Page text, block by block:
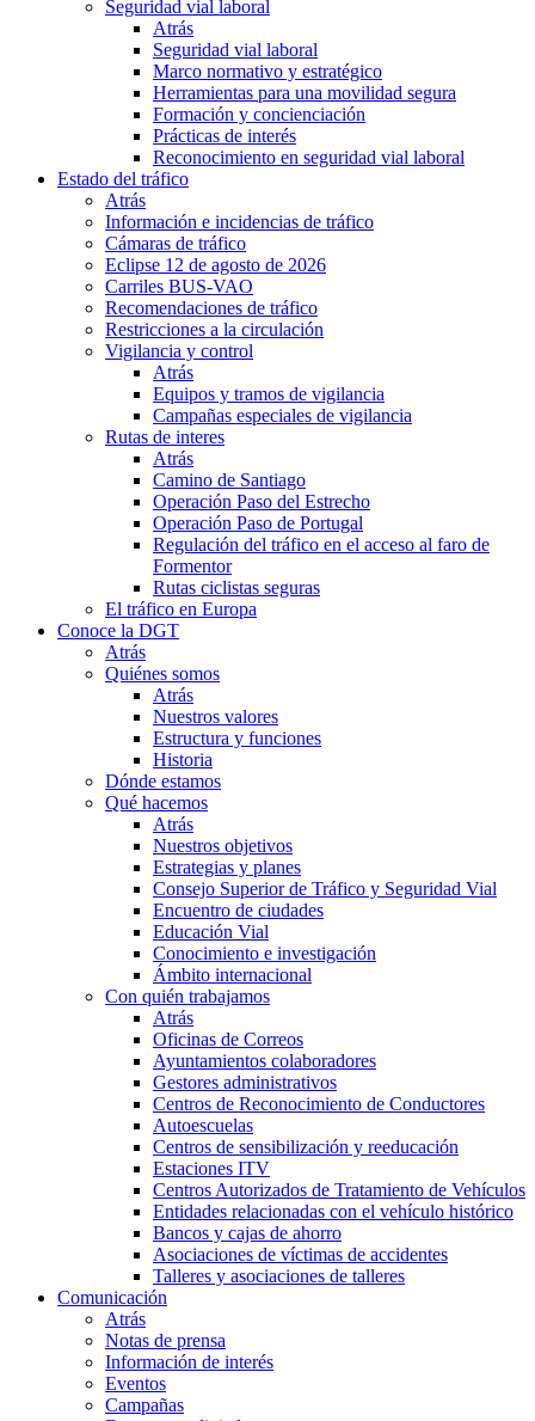
Seguridad vial laboral
Atrás
Seguridad vial laboral
Marco normativo y estratégico
Herramientas para una movilidad segura
Formación y concienciación
Prácticas de interés
Reconocimiento en seguridad vial laboral
Estado del tráfico
Atrás
Información e incidencias de tráfico
Cámaras de tráfico
Eclipse 12 de agosto de 2026
Carriles BUS-VAO
Recomendaciones de tráfico
Restricciones a la circulación
Vigilancia y control
Atrás
Equipos y tramos de vigilancia
Campañas especiales de vigilancia
Rutas de interes
Atrás
Camino de Santiago
Operación Paso del Estrecho
Operación Paso de Portugal
Regulación del tráfico en el acceso al faro de
Formentor
Rutas ciclistas seguras
El tráfico en Europa
Conoce la DGT
Atrás
Quiénes somos
Atrás
Nuestros valores
Estructura y funciones
Historia
Dónde estamos
Qué hacemos
Atrás
Nuestros objetivos
Estrategias y planes
Consejo Superior de Tráfico y Seguridad Vial
Encuentro de ciudades
Educación Vial
Conocimiento e investigación
Ámbito internacional
Con quién trabajamos
Atrás
Oficinas de Correos
Ayuntamientos colaboradores
Gestores administrativos
Centros de Reconocimiento de Conductores
Autoescuelas
Centros de sensibilización y reeducación
Estaciones ITV
Centros Autorizados de Tratamiento de Vehículos
Entidades relacionadas con el vehículo histórico
Bancos y cajas de ahorro
Asociaciones de víctimas de accidentes
Talleres y asociaciones de talleres
Comunicación
Atrás
Notas de prensa
Información de interés
Eventos
Campañas